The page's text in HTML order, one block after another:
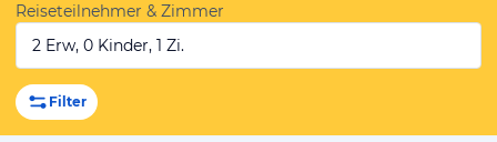
Reiseteilnehmer & Zimmer
2 Erw, 0 Kinder, 1 Zi.
Filter